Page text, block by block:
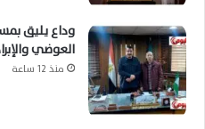
وداع يليق
العوضي
منذ 12 ساعة